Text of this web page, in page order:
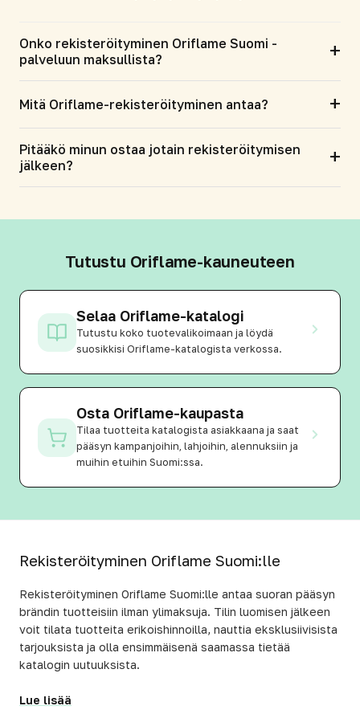
Onko rekisteröityminen Oriflame Suomi -
palveluun maksullista?
+
Mitä Oriflame-rekisteröityminen antaa? +
Pitääkö minun ostaa jotain rekisteröitymisen
jälkeen?
+
Tutustu Oriflame-kauneuteen
Selaa Oriflame-katalogi
Tutustu koko tuotevalikoimaan ja löydä
suosikkisi Oriflame-katalogista verkossa.
Osta Oriflame-kaupasta
Tilaa tuotteita katalogista asiakkaana ja saat
pääsyn kampanjoihin, lahjoihin, alennuksiin ja
muihin etuihin Suomi:ssa.
Rekisteröityminen Oriflame Suomi:lle
Rekisteröityminen Oriflame Suomi:lle antaa suoran pääsyn
brändin tuotteisiin ilman ylimaksuja. Tilin luomisen jälkeen
voit tilata tuotteita erikoishinnoilla, nauttia eksklusiivisista
tarjouksista ja olla ensimmäisenä saamassa tietää
katalogin uutuuksista.
Lue lisää